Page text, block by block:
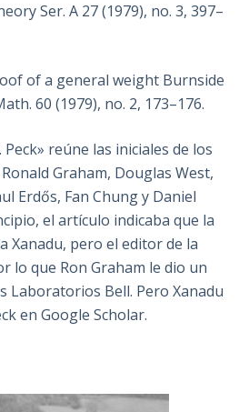
Ser. A 27 (1979), no. 3, 397–
of a general weight Burnside
60 (1979), no. 2, 173–176.
Peck» reúne las iniciales de los
Graham, Douglas West,
Erdős, Fan Chung y Daniel
el artículo indicaba que la
Xanadu, pero el editor de la
lo que Ron Graham le dio un
Laboratorios Bell. Pero Xanadu
en Google Scholar.